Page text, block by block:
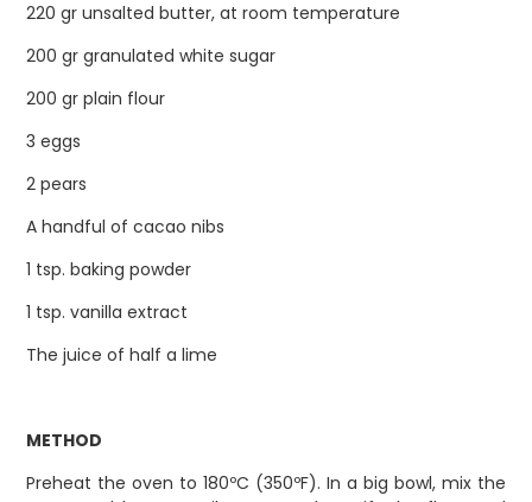
220 gr unsalted butter, at room temperature
200 gr granulated white sugar
200 gr plain flour
3 eggs
2 pears
A handful of cacao nibs
1 tsp. baking powder
1 tsp. vanilla extract
The juice of half a lime
METHOD
Preheat the oven to 180ºC (350ºF). In a big bowl, mix the